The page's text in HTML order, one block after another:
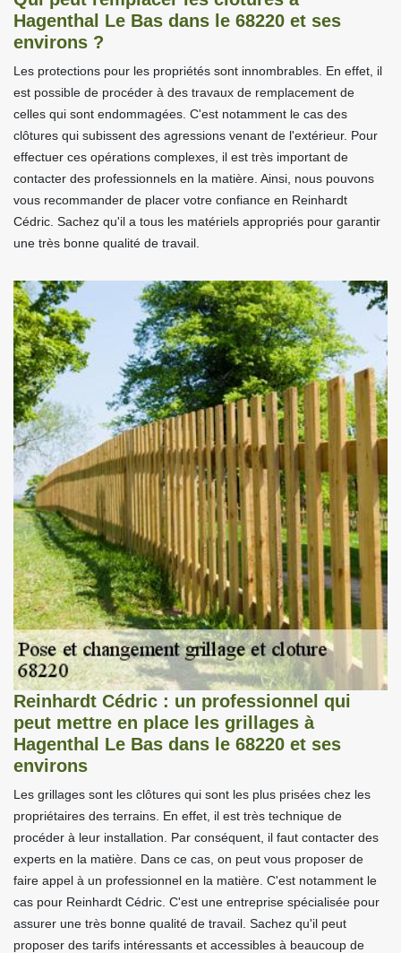
Hagenthal Le Bas dans le 68220 et ses
environs ?
Les protections pour les propriétés sont innombrables. En effet, il
est possible de procéder à des travaux de remplacement de
celles qui sont endommagées. C'est notamment le cas des
clôtures qui subissent des agressions venant de l'extérieur. Pour
effectuer ces opérations complexes, il est très important de
contacter des professionnels en la matière. Ainsi, nous pouvons
vous recommander de placer votre confiance en Reinhardt
Cédric. Sachez qu'il a tous les matériels appropriés pour garantir
une très bonne qualité de travail.
Reinhardt Cédric : un professionnel qui
peut mettre en place les grillages à
Hagenthal Le Bas dans le 68220 et ses
environs
Les grillages sont les clôtures qui sont les plus prisées chez les
propriétaires des terrains. En effet, il est très technique de
procéder à leur installation. Par conséquent, il faut contacter des
experts en la matière. Dans ce cas, on peut vous proposer de
faire appel à un professionnel en la matière. C'est notamment le
cas pour Reinhardt Cédric. C'est une entreprise spécialisée pour
assurer une très bonne qualité de travail. Sachez qu'il peut
proposer des tarifs intéressants et accessibles à beaucoup de